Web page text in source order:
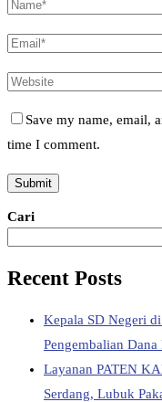
Save my name, email,
time I comment.
Cari
Recent Posts
Kepala SD Negeri
Pengembalian
Layanan PATEN
Serdang, Lubuk